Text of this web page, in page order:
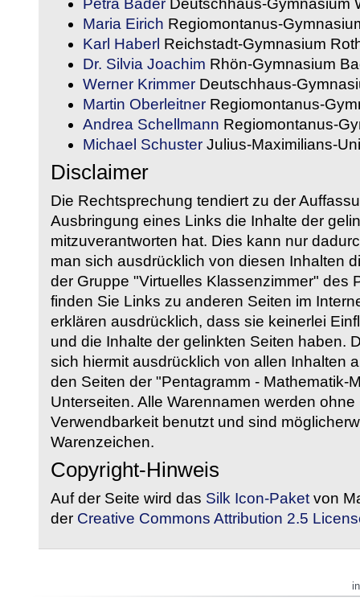
Petra Bader Deutschhaus-Gymnasium
Maria Eirich Regiomontanus-
Karl Haberl Reichstadt-Gymnasium
Dr. Silvia Joachim Rhön-Gymnasium
Werner Krimmer Deutschhaus-
Martin Oberleitner Regiomontanus-
Andrea Schellmann Regiomontanus-
Michael Schuster Julius-Maximilians-
Disclaimer
Die Rechtsprechung tendiert zu der
Ausbringung eines Links die Inhalte der
mitzuverantworten hat. Dies kann nur
man sich ausdrücklich von diesen Inhalten
der Gruppe "Virtuelles Klassenzimmer" des
finden Sie Links zu anderen Seiten im
erklären ausdrücklich, dass sie keinerlei
und die Inhalte der gelinkten Seiten haben.
sich hiermit ausdrücklich von allen Inhalten
den Seiten der "Pentagramm - Mathematik-
Unterseiten. Alle Warennamen werden
Verwendbarkeit benutzt und sind
Warenzeichen.
Copyright-Hinweis
Auf der Seite wird das Silk Icon-Paket von
der Creative Commons Attribution 2.5